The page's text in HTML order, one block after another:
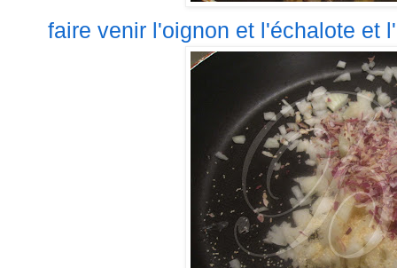
faire venir l'oignon et l'échalote et